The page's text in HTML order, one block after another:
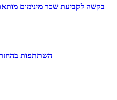
בקשה לקביעת שכר מינימום
השתתפות